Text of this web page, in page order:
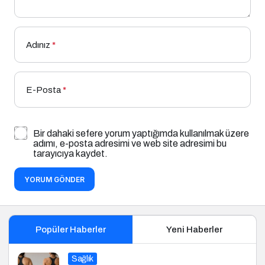
Adınız *
E-Posta*
Bir dahaki sefere yorum yaptığımda kullanılmak üzere
adımı, e-posta adresimi ve web site adresimi bu
tarayıcıya kaydet.
YORUM GÖNDER
Popüler Haberler Yeni Haberler
Sağlık